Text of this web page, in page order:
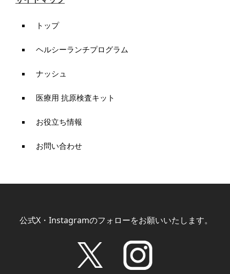
トップ
ヘルシーランチプログラム
ナッシュ
医療用 抗原検査キット
お役立ち情報
お問い合わせ
公式X・Instagramのフォローをお願いいたします。